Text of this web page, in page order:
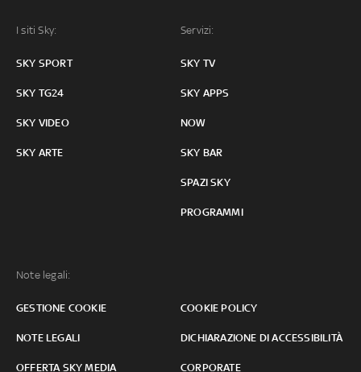
I siti Sky:
SKY SPORT
SKY TG24
SKY VIDEO
SKY ARTE
Servizi:
SKY TV
SKY APPS
NOW
SKY BAR
SPAZI SKY
PROGRAMMI
Note legali:
GESTIONE COOKIE COOKIE POLICY
NOTE LEGALI DICHIARAZIONE DI ACCESSIBILITÀ
OFFERTA SKY MEDIA CORPORATE